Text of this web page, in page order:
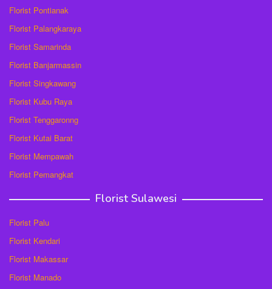
Florist Pontianak
Florist Palangkaraya
Florist Samarinda
Florist Banjarmassin
Florist Singkawang
Florist Kubu Raya
Florist Tenggaronng
Florist Kutai Barat
Florist Mempawah
Florist Pemangkat
Florist Sulawesi
Florist Palu
Florist Kendari
Florist Makassar
Florist Manado